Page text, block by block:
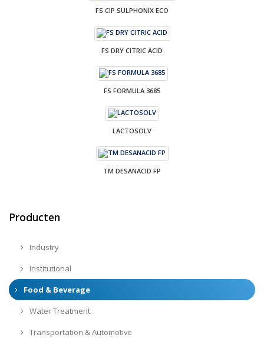
FS CIP SULPHONIX ECO
FS DRY CITRIC ACID
FS FORMULA 3685
LACTOSOLV
TM DESANACID FP
Producten
Industry
Institutional
Food & Beverage
Water Treatment
Transportation & Automotive